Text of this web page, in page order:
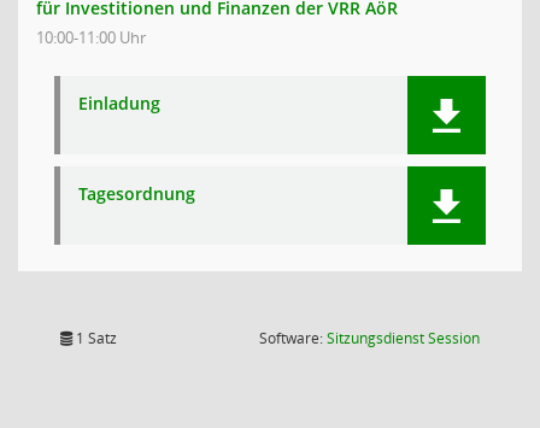
für Investitionen und Finanzen der VRR AöR
10:00-11:00 Uhr
Einladung
Tagesordnung
1 Satz Software:SitzungsdienstSession(Wird in